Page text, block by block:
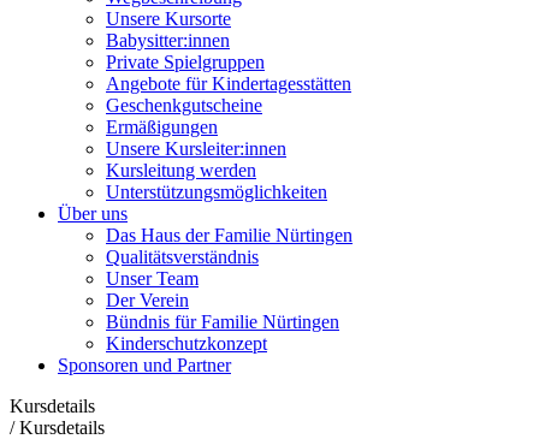
Unsere Kursorte
Babysitter:innen
Private Spielgruppen
Angebote für Kindertagesstätten
Geschenkgutscheine
Ermäßigungen
Unsere Kursleiter:innen
Kursleitung werden
Unterstützungsmöglichkeiten
Über uns
Das Haus der Familie Nürtingen
Qualitätsverständnis
Unser Team
Der Verein
Bündnis für Familie Nürtingen
Kinderschutzkonzept
Sponsoren und Partner
Kursdetails
/Kursdetails